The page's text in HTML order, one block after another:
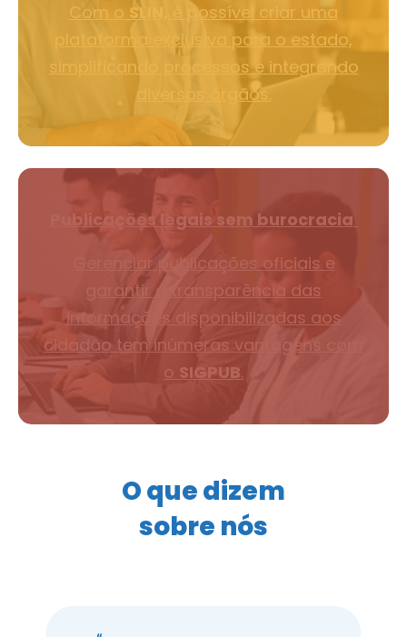
Com o SLIN,
é possível criar uma
plataforma exclusiva para o estado,
simplificando processos e integrando
diversos órgãos.
Publicações legais sem burocracia
Gerenciar publicações oficiais e
garantir a transparência das
informações disponibilizadas aos
cidadão tem inúmeras vantagens com
o SIGPUB.
O que dizem
sobre nós